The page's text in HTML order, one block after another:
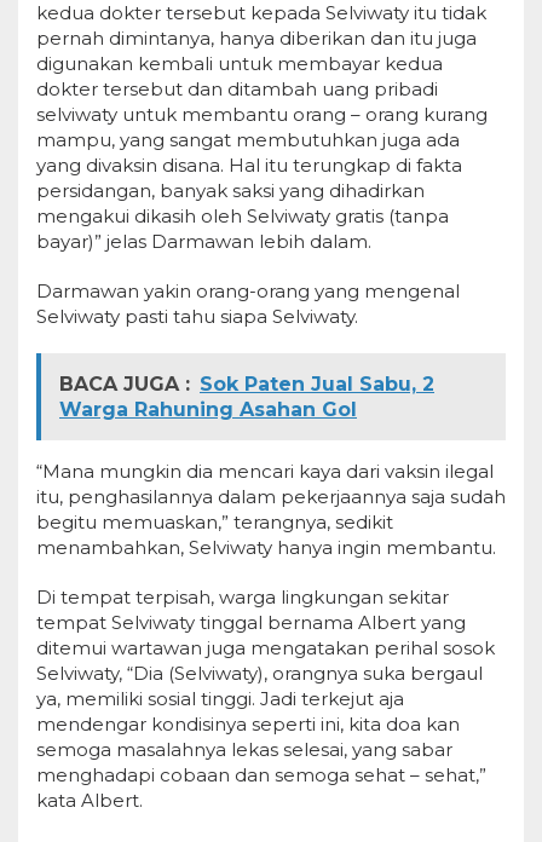
kedua dokter tersebut kepada Selviwaty itu tidak
pernah dimintanya, hanya diberikan dan itu juga
digunakan kembali untuk membayar kedua
dokter tersebut dan ditambah uang pribadi
selviwaty untuk membantu orang – orang kurang
mampu, yang sangat membutuhkan juga ada
yang divaksin disana. Hal itu terungkap di fakta
persidangan, banyak saksi yang dihadirkan
mengakui dikasih oleh Selviwaty gratis (tanpa
bayar)” jelas Darmawan lebih dalam.
Darmawan yakin orang-orang yang mengenal
Selviwaty pasti tahu siapa Selviwaty.
BACA JUGA : Sok Paten Jual Sabu, 2
Warga Rahuning Asahan Gol
“Mana mungkin dia mencari kaya dari vaksin ilegal
itu, penghasilannya dalam pekerjaannya saja sudah
begitu memuaskan,” terangnya, sedikit
menambahkan, Selviwaty hanya ingin membantu.
Di tempat terpisah, warga lingkungan sekitar
tempat Selviwaty tinggal bernama Albert yang
ditemui wartawan juga mengatakan perihal sosok
Selviwaty, “Dia (Selviwaty), orangnya suka bergaul
ya, memiliki sosial tinggi. Jadi terkejut aja
mendengar kondisinya seperti ini, kita doa kan
semoga masalahnya lekas selesai, yang sabar
menghadapi cobaan dan semoga sehat – sehat,”
kata Albert.